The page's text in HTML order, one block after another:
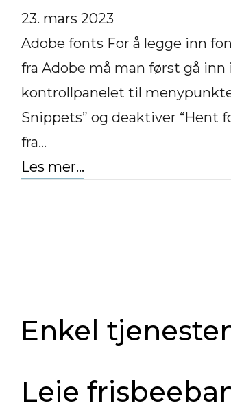
23. mars 2023
Adobe fonts For å legge inn
fra Adobe må man først gå inn
kontrollpanelet til
Snippets” og deaktiver “Hent
fra…
Les mer...
Enkel
Leie